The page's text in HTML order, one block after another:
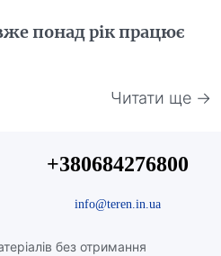
понад рік працює
Читати ще →
без отримання
+380684276800
info@teren.in.ua